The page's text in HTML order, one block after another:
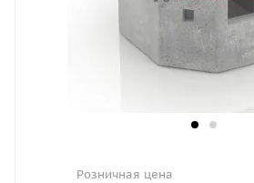
Розничная цена